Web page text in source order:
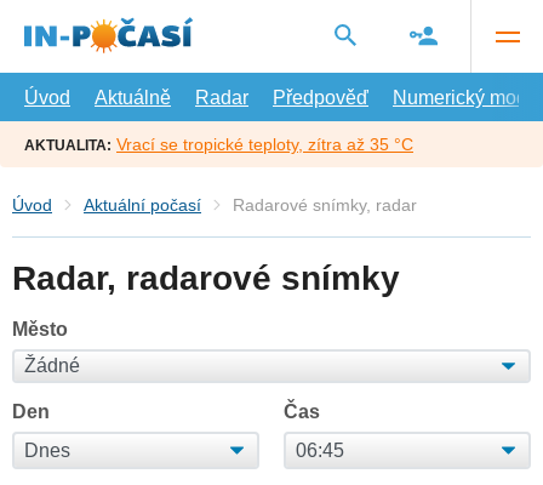
hlavní
Úvod
Aktuálně Radar Předpověď Numerický model
AKTUALITA: Vrací se tropické teploty, zítra až 35 °C
Úvod Aktuální počasí Radarové snímky, radar
Radar, radarové snímky
Město
Den Čas